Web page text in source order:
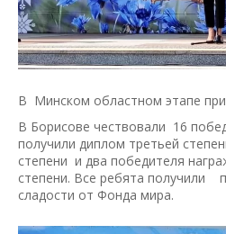
В Минском областном этапе
В Борисове чествовали 16
получили диплом третьей
степени и два победителя
степени. Все ребята получили
сладости от Фонда мира.